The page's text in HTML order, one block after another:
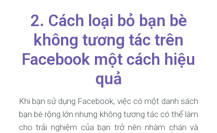
2. Cách loại bỏ bạn bè
không tương tác trên
Facebook một cách hiệu
quả
Khi bạn sử dụng Facebook, việc có một danh sách
bạn bè rộng lớn nhưng không tương tác có thể làm
cho trải nghiệm của bạn trở nên nhàm chán và